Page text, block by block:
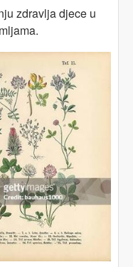
zdravlja djece u